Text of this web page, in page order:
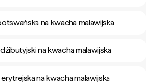
na kwacha malawijska
na kwacha malawijska
na kwacha malawijska